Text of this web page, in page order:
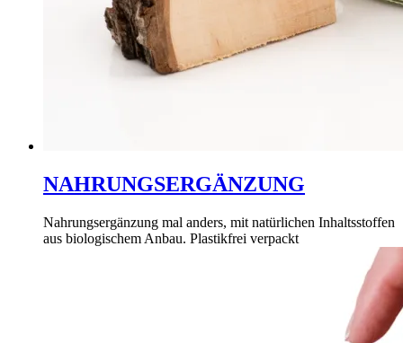
NAHRUNGSERGÄNZUNG
Nahrungsergänzung mal anders, mit natürlichen Inhaltsstoffen
aus biologischem Anbau. Plastikfrei verpackt